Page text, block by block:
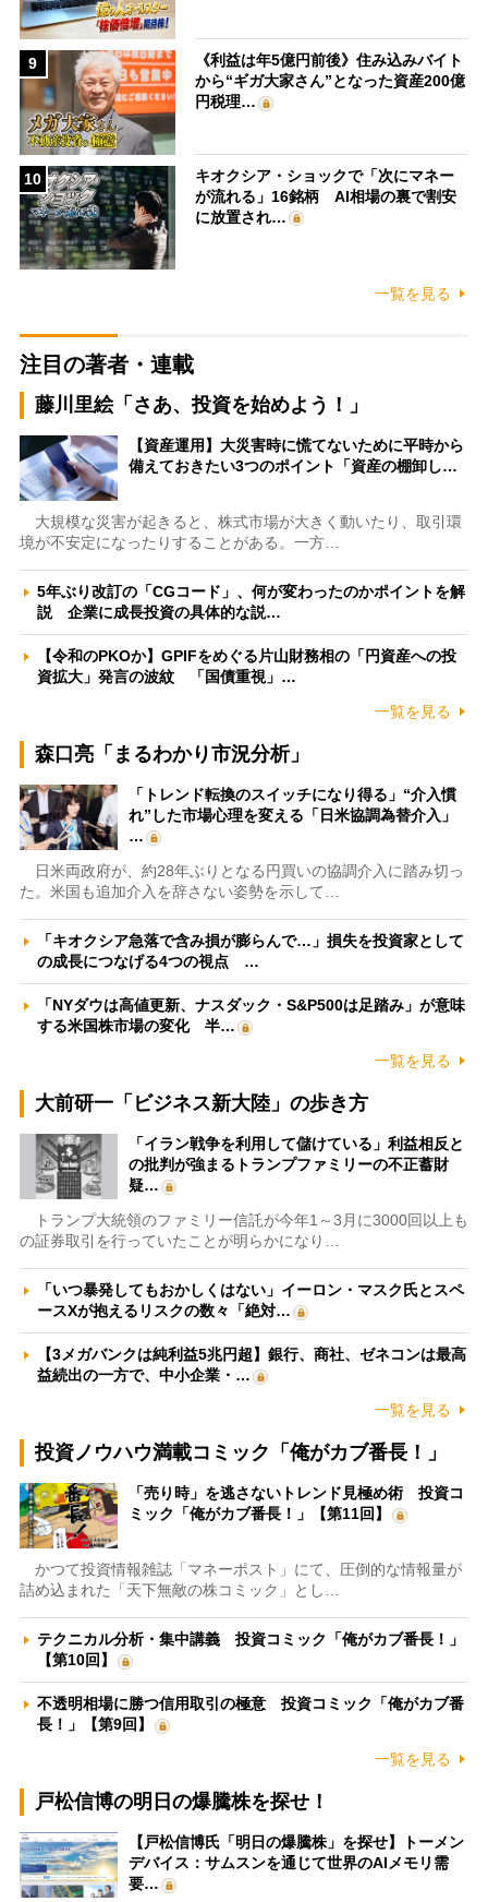
9
《利益は年5億円前後》住み込みバイト
から“ギガ大家さん”となった資産200億
円税理…
10
キオクシア・ショックで「次にマネー
が流れる」16銘柄 AI相場の裏で割安
に放置され…
一覧を見る
注目の著者・連載
藤川里絵「さあ、投資を始めよう！」
【資産運用】大災害時に慌てないために平時から
備えておきたい3つのポイント「資産の棚卸し…
大規模な災害が起きると、株式市場が大きく動いたり、取引環
境が不安定になったりすることがある。一方…
5年ぶり改訂の「CGコード」、何が変わったのかポイントを解
説 企業に成長投資の具体的な説…
【令和のPKOか】GPIFをめぐる片山財務相の「円資産への投
資拡大」発言の波紋 「国債重視」…
一覧を見る
森口亮「まるわかり市況分析」
「トレンド転換のスイッチになり得る」“介入慣
れ”した市場心理を変える「日米協調為替介入」
…
日米両政府が、約28年ぶりとなる円買いの協調介入に踏み切っ
た。米国も追加介入を辞さない姿勢を示して…
「キオクシア急落で含み損が膨らんで…」損失を投資家として
の成長につなげる4つの視点 …
「NYダウは高値更新、ナスダック・S&P500は足踏み」が意味
する米国株市場の変化 半…
一覧を見る
大前研一「ビジネス新大陸」の歩き方
「イラン戦争を利用して儲けている」利益相反と
の批判が強まるトランプファミリーの不正蓄財
疑…
トランプ大統領のファミリー信託が今年1～3月に3000回以上も
の証券取引を行っていたことが明らかになり…
「いつ暴発してもおかしくはない」イーロン・マスク氏とスペ
ースXが抱えるリスクの数々「絶対…
【3メガバンクは純利益5兆円超】銀行、商社、ゼネコンは最高
益続出の一方で、中小企業・…
一覧を見る
投資ノウハウ満載コミック「俺がカブ番長！」
「売り時」を逃さないトレンド見極め術 投資コ
ミック「俺がカブ番長！」【第11回】
かつて投資情報雑誌「マネーポスト」にて、圧倒的な情報量が
詰め込まれた「天下無敵の株コミック」とし…
テクニカル分析・集中講義 投資コミック「俺がカブ番長！」
【第10回】
不透明相場に勝つ信用取引の極意 投資コミック「俺がカブ番
長！」【第9回】
一覧を見る
戸松信博の明日の爆騰株を探せ！
【戸松信博氏「明日の爆騰株」を探せ】トーメン
デバイス：サムスンを通じて世界のAIメモリ需
要…